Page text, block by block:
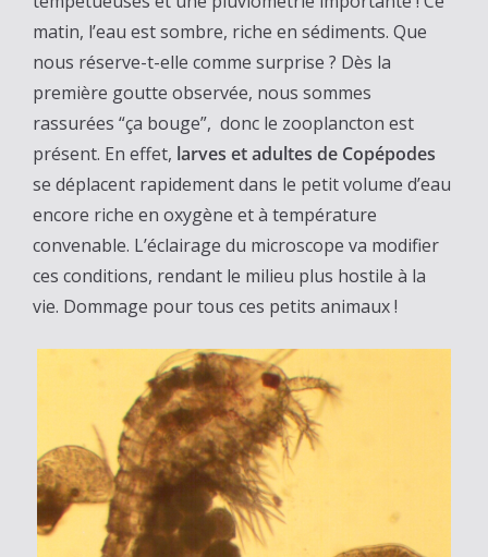
matin, l’eau est sombre, riche en sédiments. Que
nous réserve-t-elle comme surprise ? Dès la
première goutte observée, nous sommes
rassurées “ça bouge”, donc le zooplancton est
présent. En effet, larves et adultes de Copépodes
se déplacent rapidement dans le petit volume d’eau
encore riche en oxygène et à température
convenable. L’éclairage du microscope va modifier
ces conditions, rendant le milieu plus hostile à la
vie. Dommage pour tous ces petits animaux !